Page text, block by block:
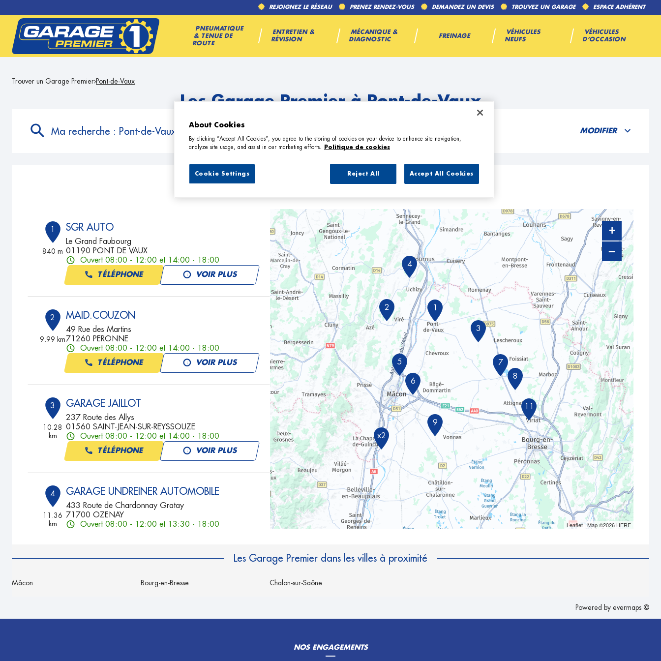
REJOIGNEZ LE RÉSEAU PRENEZ RENDEZ-VOUS DEMANDEZ UN DEVIS TROUVEZ UN GARAGE ESPACE ADHÉRENT
PNEUMATIQUE
& TENUE DE
ROUTE
ENTRETIEN &
RÉVISION
MÉCANIQUE &
DIAGNOSTIC
FREINAGE
VÉHICULES
NEUFS
VÉHICULES
D’OCCASION
Trouver un Garage Premier Pont-de-Vaux
Les Garage Premier à Pont-de-Vaux
Ma recherche : Pont-de-Vaux MODIFIER
12 Garage Premier à Pont-de-Vaux
1
840 m
SGR AUTO
Le Grand Faubourg
01190 PONT DE VAUX
Ouvert 08:00 - 12:00 et 14:00 - 18:00
TÉLÉPHONE VOIR PLUS
2
9.99 km
MAID.COUZON
49 Rue des Martins
71260 PERONNE
Ouvert 08:00 - 12:00 et 14:00 - 18:00
TÉLÉPHONE VOIR PLUS
3
10.28
km
GARAGE JAILLOT
237 Route des Allys
01560 SAINT-JEAN-SUR-REYSSOUZE
Ouvert 08:00 - 12:00 et 14:00 - 18:00
TÉLÉPHONE VOIR PLUS
4
11.36
km
GARAGE UNDREINER AUTOMOBILE
433 Route de Chardonnay Gratay
71700 OZENAY
Ouvert 08:00 - 12:00 et 13:30 - 18:00
9
x2
11
8
7
4
3
2 1
6
5
+
−
Leaflet| Map ©2026 HERE
Les Garage Premier dans les villes à proximité
Mâcon Bourg-en-Bresse Chalon-sur-Saône
Powered by evermaps ©
NOS ENGAGEMENTS
About Cookies
By clicking “Accept All Cookies”, you agree to the storing of cookies on your device to enhance site navigation,
analyze site usage, and assist in our marketing efforts.
Politique de cookies
Reject All Accept All Cookies
Cookie Settings